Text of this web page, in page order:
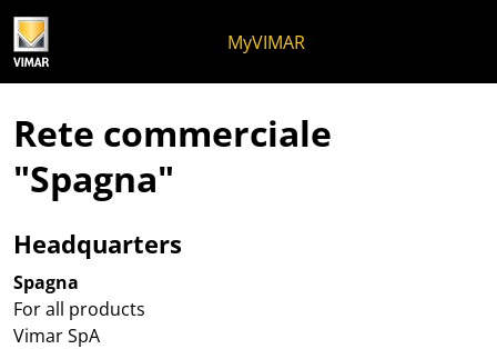
MyVIMAR
Rete commerciale
"Spagna"
Headquarters
Spagna
For all products
Vimar SpA